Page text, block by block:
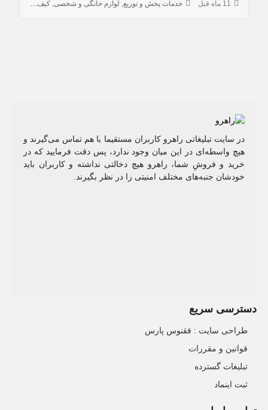
11 ماه قبل خدمات پخش و توزیع لوازم خانگی و شخصی کیف و کفش
در سایت تبلیغاتی راهرو کاربران مستقیما با هم تماس می‌گیرند و
هیچ واسطه‌ای در این میان وجود ندارد، پس دقت فرمایید که در
خرید و فروشِ شما، راهرو هیچ دخالتی نداشته و کاربران باید
خودشان جنبه‌های مختلف امنیتی را در نظر بگیرند.
دسترسی سریع
طراحی سایت :‌ ققنوس پارس
قوانین و مقررات
تبلیغات گسترده
ثبت اینماد